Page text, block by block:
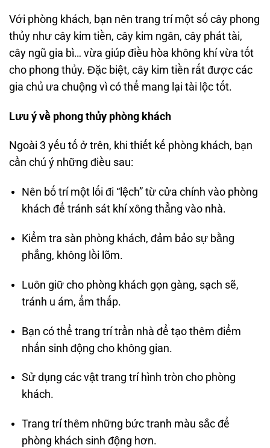
Với phòng khách, bạn nên trang trí một số cây phong
thủy như cây kim tiền, cây kim ngân, cây phát tài,
cây ngũ gia bì… vừa giúp điều hòa không khí vừa tốt
cho phong thủy. Đặc biệt, cây kim tiền rất được các
gia chủ ưa chuộng vì có thể mang lại tài lộc tốt.
Lưu ý về phong thủy phòng khách
Ngoài 3 yếu tố ở trên, khi thiết kế phòng khách, bạn
cần chú ý những điều sau:
Nên bố trí một lối đi “lệch” từ cửa chính vào phòng
khách để tránh sát khí xông thẳng vào nhà.
Kiểm tra sàn phòng khách, đảm bảo sự bằng
phẳng, không lồi lõm.
Luôn giữ cho phòng khách gọn gàng, sạch sẽ,
tránh u ám, ẩm thấp.
Bạn có thể trang trí trần nhà để tạo thêm điểm
nhấn sinh động cho không gian.
Sử dụng các vật trang trí hình tròn cho phòng
khách.
Trang trí thêm những bức tranh màu sắc để
phòng khách sinh động hơn.